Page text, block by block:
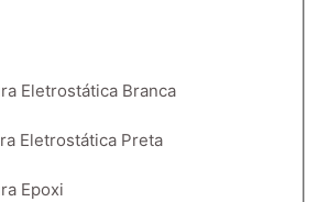
Eletrostática Branca
Eletrostática Preta
Epoxi